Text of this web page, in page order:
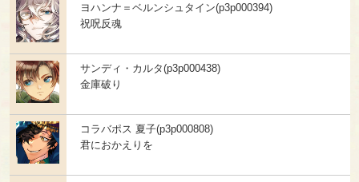
ヨハンナ＝ベルンシュタイン(p3p000394)
祝呪反魂
サンディ・カルタ(p3p000438)
金庫破り
コラバポス 夏子(p3p000808)
君におかえりを